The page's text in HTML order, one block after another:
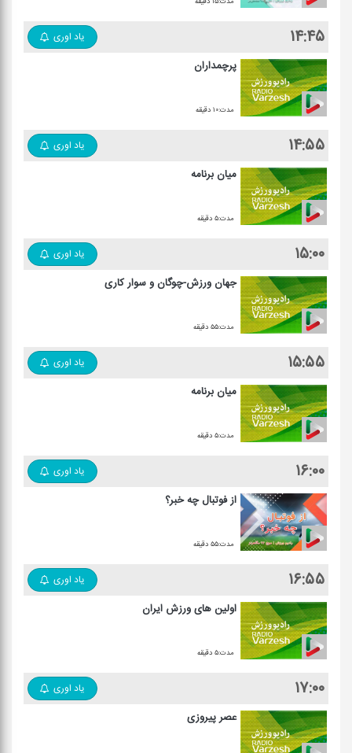
۱۴:۴۵ یاد اوری
پرچمداران
مدت:۱۰ دقیقه
۱۴:۵۵ یاد اوری
میان برنامه
مدت:۵ دقیقه
۱۵:۰۰ یاد اوری
جهان ورزش-چوگان و سوار كاری
مدت:۵۵ دقیقه
۱۵:۵۵ یاد اوری
میان برنامه
مدت:۵ دقیقه
۱۶:۰۰ یاد اوری
از فوتبال چه خبر؟
مدت:۵۵ دقیقه
۱۶:۵۵ یاد اوری
اولین های ورزش ایران
مدت:۵ دقیقه
۱۷:۰۰ یاد اوری
عصر پیروزی